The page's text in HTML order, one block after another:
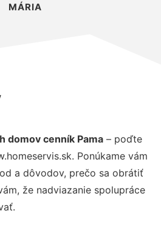
MÁRIA
domov cenník Pama – poďte
Ponúkame vám
a dôvodov, prečo sa obrátiť
že nadviazanie spolupráce